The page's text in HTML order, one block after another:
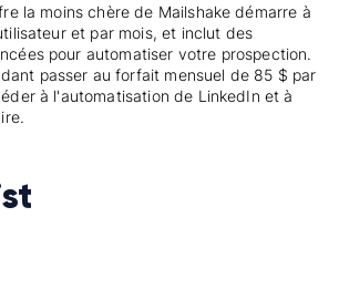
la moins chère de Mailshake démarre à
et par mois, et inclut des
pour automatiser votre prospection.
passer au forfait mensuel de 85 $ par
à l'automatisation de LinkedIn et à